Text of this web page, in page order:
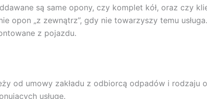
są same opony, czy komplet kół, oraz czy
opon „z zewnątrz”, gdy nie towarzyszy temu
z pojazdu.
od umowy zakładu z odbiorcą odpadów i rodzaju
usługę.